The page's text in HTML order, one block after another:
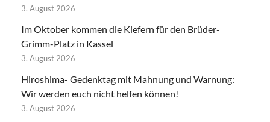
3. August 2026
Im Oktober kommen die Kiefern für den Brüder-
Grimm-Platz in Kassel
3. August 2026
Hiroshima- Gedenktag mit Mahnung und Warnung:
Wir werden euch nicht helfen können!
3. August 2026